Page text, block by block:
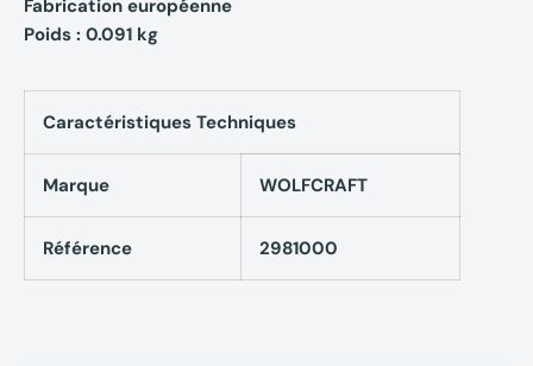
Fabrication européenne
Poids : 0.091 kg
Caractéristiques Techniques
Marque WOLFCRAFT
Référence 2981000